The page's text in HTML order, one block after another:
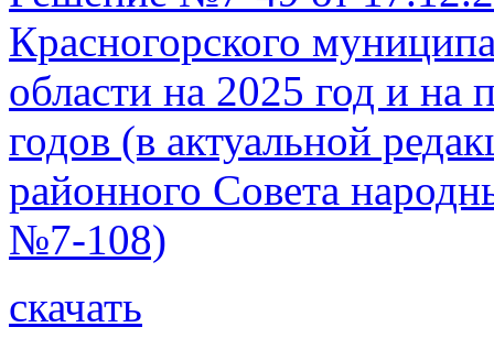
Красногорского
области на 2025 год и
годов (в актуальной
районного Совета
№7-108)
скачать